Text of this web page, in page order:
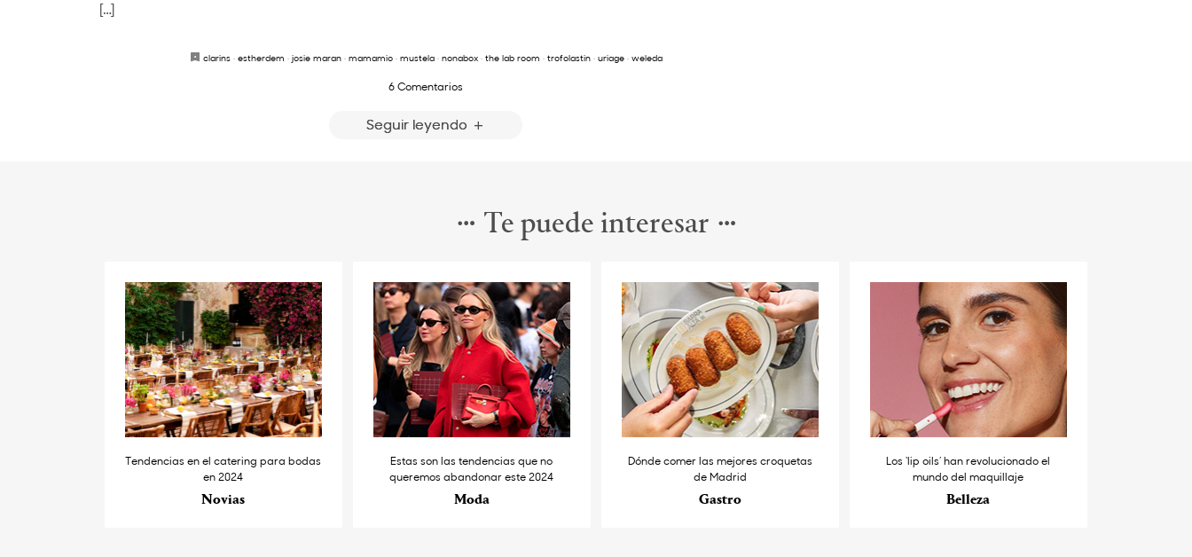
[…]
clarins· estherdem · josie maran· mamamio· mustela· nonabox· the lab room · trofolastin· uriage· weleda
6 Comentarios
Seguir leyendo
Te puede interesar
Tendencias en el catering para bodas
en 2024
Novias
Estas son las tendencias que no
queremos abandonar este 2024
Moda
Dónde comer las mejores croquetas
de Madrid
Gastro
Los ‘lip oils’ han revolucionado el
mundo del maquillaje
Belleza